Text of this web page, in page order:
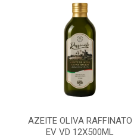
AZEITE OLIVA RAFFINATO
EV VD 12X500ML